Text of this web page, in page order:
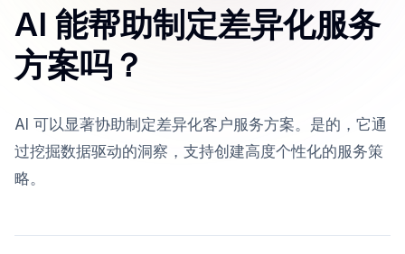
AI 能帮助制定差异化服务
方案吗？
AI 可以显著协助制定差异化客户服务方案。是的，它通
过挖掘数据驱动的洞察，支持创建高度个性化的服务策
略。